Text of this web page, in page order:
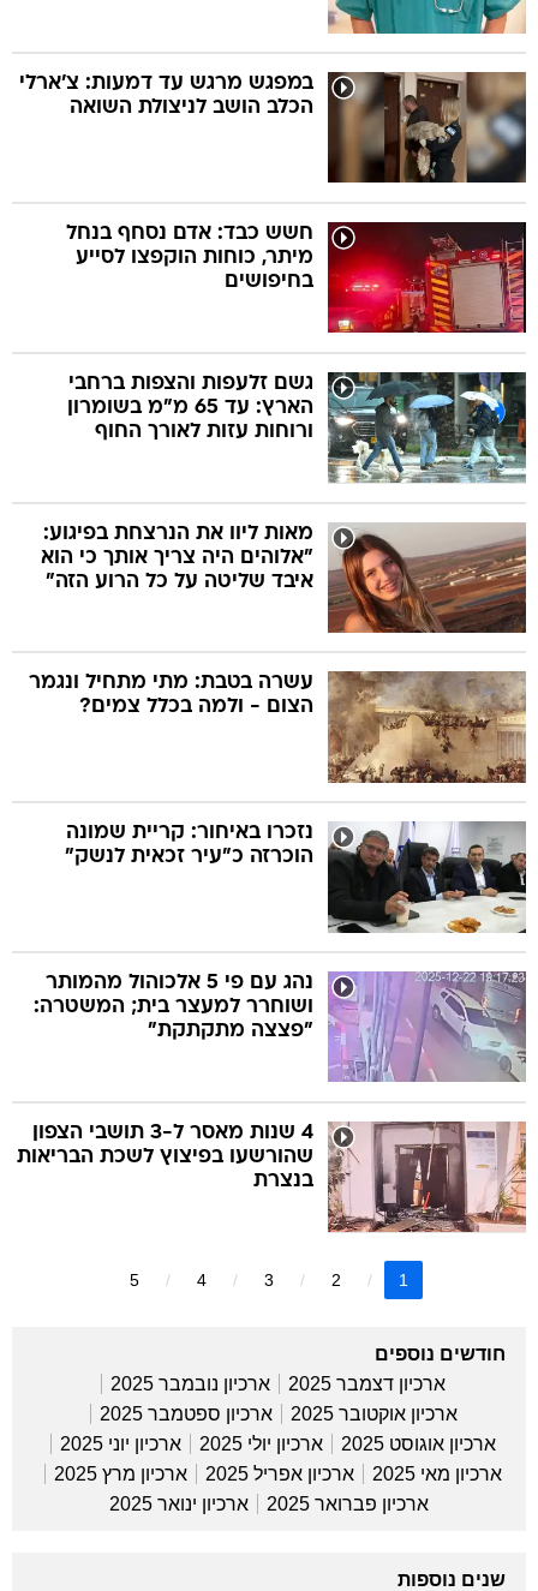
במפגש מרגש עד דמעות: צ'ארלי
הכלב הושב לניצולת השואה
חשש כבד: אדם נסחף בנחל
מיתר, כוחות הוקפצו לסייע
בחיפושים
גשם זלעפות והצפות ברחבי
הארץ: עד 65 מ"מ בשומרון
ורוחות עזות לאורך החוף
מאות ליוו את הנרצחת בפיגוע:
"אלוהים היה צריך אותך כי הוא
איבד שליטה על כל הרוע הזה"
עשרה בטבת: מתי מתחיל ונגמר
הצום - ולמה בכלל צמים?
נזכרו באיחור: קריית שמונה
הוכרזה כ"עיר זכאית לנשק"
נהג עם פי 5 אלכוהול מהמותר
ושוחרר למעצר בית; המשטרה:
"פצצה מתקתקת"
4 שנות מאסר ל-3 תושבי הצפון
שהורשעו בפיצוץ לשכת הבריאות
בנצרת
1
2
3
4
5
חודשים נוספים
ארכיון דצמבר 2025
ארכיון נובמבר 2025
ארכיון אוקטובר 2025
ארכיון ספטמבר 2025
ארכיון אוגוסט 2025
ארכיון יולי 2025
ארכיון יוני 2025
ארכיון מאי 2025
ארכיון אפריל 2025
ארכיון מרץ 2025
ארכיון פברואר 2025
ארכיון ינואר 2025
שנים נוספות